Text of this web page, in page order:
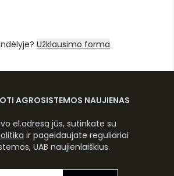
Užklausimo forma
AGROSISTEMOS NAUJIENAS
el.adresą jūs, sutinkate su
ir pageidaujate reguliariai
UAB naujienlaiškius.